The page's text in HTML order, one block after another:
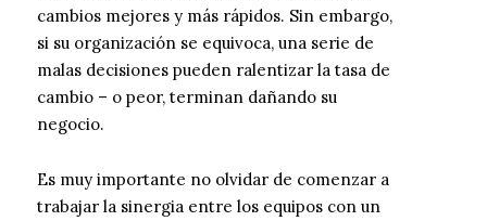
cambios mejores y más rápidos. Sin embargo,
si su organización se equivoca, una serie de
malas decisiones pueden ralentizar la tasa de
cambio – o peor, terminan dañando su
negocio.
Es muy importante no olvidar de comenzar a
trabajar la sinergia entre los equipos con un